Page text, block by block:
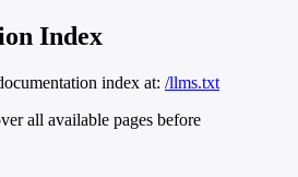
Index
index at: /llms.txt
all available pages before